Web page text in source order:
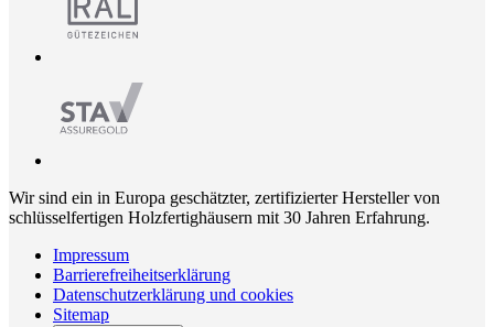
Wir sind ein in Europa geschätzter, zertifizierter Hersteller von
schlüsselfertigen Holzfertighäusern mit 30 Jahren Erfahrung.
Impressum
Barrierefreiheitserklärung
Datenschutzerklärung und cookies
Sitemap